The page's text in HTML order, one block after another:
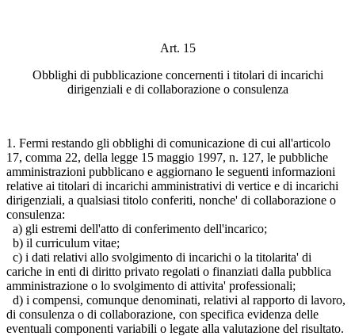
Art. 15
Obblighi di pubblicazione concernenti i titolari di incarichi
dirigenziali e di collaborazione o consulenza
1. Fermi restando gli obblighi di comunicazione di cui all'articolo
17, comma 22, della legge 15 maggio 1997, n. 127, le pubbliche
amministrazioni pubblicano e aggiornano le seguenti informazioni
relative ai titolari di incarichi amministrativi di vertice e di incarichi
dirigenziali, a qualsiasi titolo conferiti, nonche' di collaborazione o
consulenza:
a) gli estremi dell'atto di conferimento dell'incarico;
b) il curriculum vitae;
c) i dati relativi allo svolgimento di incarichi o la titolarita' di
cariche in enti di diritto privato regolati o finanziati dalla pubblica
amministrazione o lo svolgimento di attivita' professionali;
d) i compensi, comunque denominati, relativi al rapporto di lavoro,
di consulenza o di collaborazione, con specifica evidenza delle
eventuali componenti variabili o legate alla valutazione del risultato.